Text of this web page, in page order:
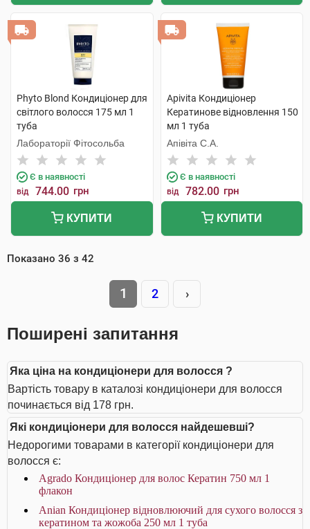
Phyto Blond Кондиціонер для
світлого волосся 175 мл 1
туба
Лабораторії Фітосольба
Є в наявності
від 744.00 грн
КУПИТИ
Apivita Кондиціонер
Кератинове відновлення 150
мл 1 туба
Апівіта С.А.
Є в наявності
від 782.00 грн
КУПИТИ
Показано 36 з 42
1 2 ›
Поширені запитання
Яка ціна на кондиціонери для волосся ?
Вартість товару в каталозі кондиціонери для волосся
починається від 178 грн.
Які кондиціонери для волосся найдешевші?
Недорогими товарами в категорії кондиціонери для
волосся є:
Agrado Кондиціонер для волос Кератин 750 мл 1
флакон
Anian Кондиціонер відновлюючий для сухого волосся з
кератином та жожоба 250 мл 1 туба